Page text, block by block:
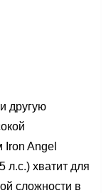
другую
Iron Angel
л.с.) хватит для
сложности в